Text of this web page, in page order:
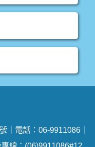
｜電話：06-9911086｜